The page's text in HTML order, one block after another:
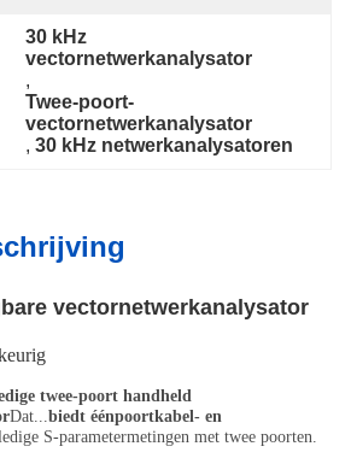
30 kHz
vectornetwerkanalysator
,
Twee-poort-
vectornetwerkanalysator
, 30 kHz netwerkanalysatoren
vectornetwerkanalysator
twee-poort handheld
Dat...biedt éénpoortkabel- en
S-parametermetingen met twee poorten.